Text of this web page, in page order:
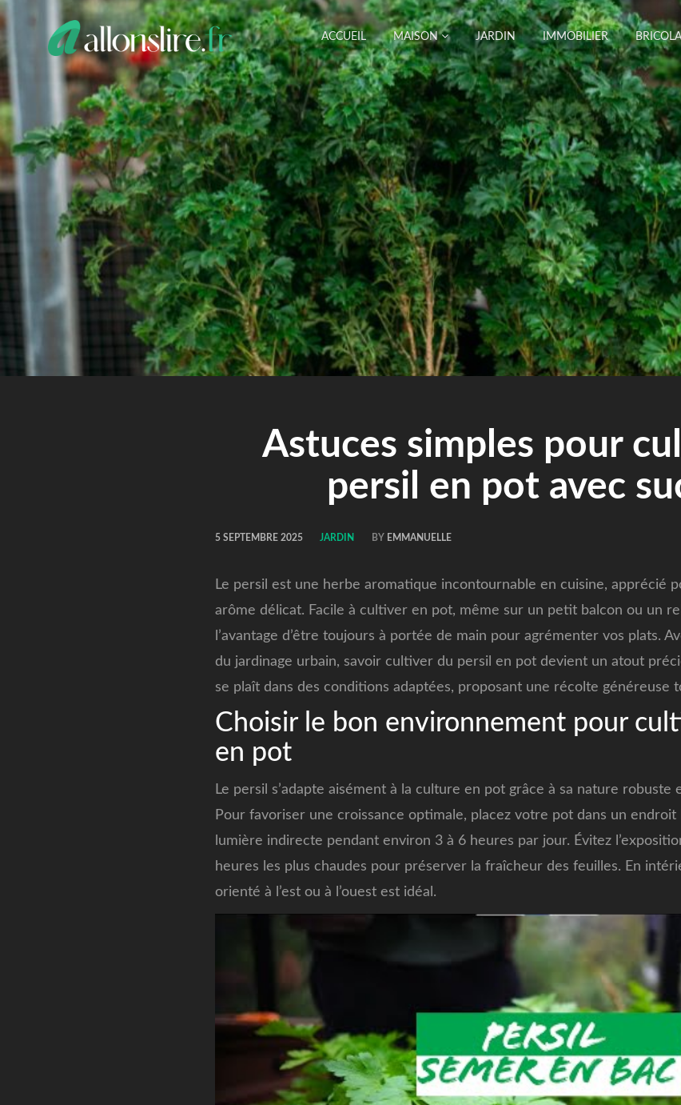
ALLONS
LIRE
ACCUEIL MAISON JARDIN IMMOBILIER
Astuces simples pour
persil en pot avec
5 SEPTEMBRE 2025 JARDIN BY EMMANUELLE
Le persil est une herbe aromatique incontournable en cuisine, apprécié
arôme délicat. Facile à cultiver en pot, même sur un petit balcon ou un
l’avantage d’être toujours à portée de main pour agrémenter vos plats.
du jardinage urbain, savoir cultiver du persil en pot devient un atout
se plaît dans des conditions adaptées, proposant une récolte généreuse
Choisir le bon environnement pour
en pot
Le persil s’adapte aisément à la culture en pot grâce à sa nature robuste
Pour favoriser une croissance optimale, placez votre pot dans un endroit
lumière indirecte pendant environ 3 à 6 heures par jour. Évitez
heures les plus chaudes pour préserver la fraîcheur des feuilles. En
orienté à l’est ou à l’ouest est idéal.